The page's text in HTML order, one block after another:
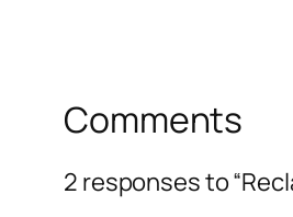
Comments
2 responses to